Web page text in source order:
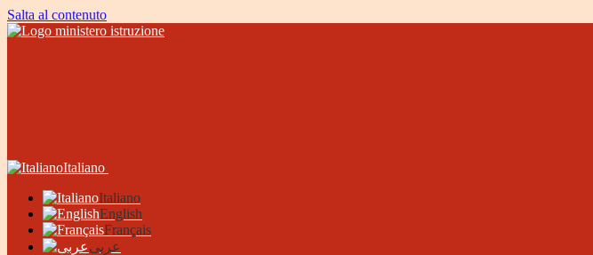
Salta al contenuto
Italiano
Italiano
English
Français
عربى